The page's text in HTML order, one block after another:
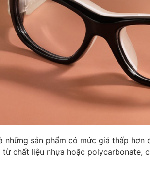
những sản phẩm có mức giá thấp
chất liệu nhựa hoặc polycarbonate,